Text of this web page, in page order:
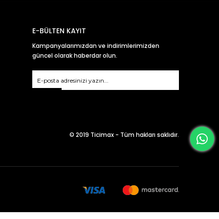
E-BÜLTEN KAYIT
Kampanyalarımızdan ve indirimlerimizden
güncel olarak haberdar olun.
© 2019 Ticimax - Tüm hakları saklıdır.